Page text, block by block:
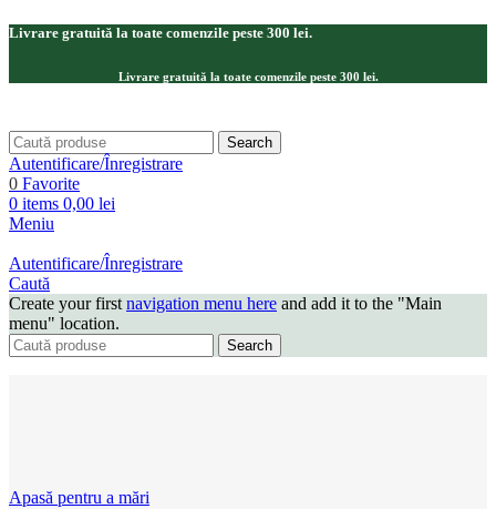
Livrare gratuită la toate comenzile peste 300 lei.
Livrare gratuită la toate comenzile peste 300 lei.
Search
Autentificare/Înregistrare
0 Favorite
0 items 0,00 lei
Meniu
Autentificare/Înregistrare
Caută
Create your first navigation menu here and add it to the "Main
menu" location.
Search
Apasă pentru a mări